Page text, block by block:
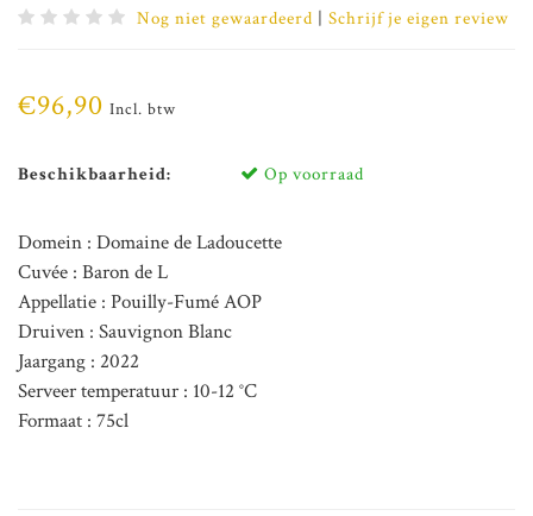
Nog niet gewaardeerd | Schrijf je eigen review
€96,90 Incl. btw
Beschikbaarheid: Op voorraad
Domein : Domaine de Ladoucette
Cuvée : Baron de L
Appellatie : Pouilly-Fumé AOP
Druiven : Sauvignon Blanc
Jaargang : 2022
Serveer temperatuur : 10-12 °C
Formaat : 75cl